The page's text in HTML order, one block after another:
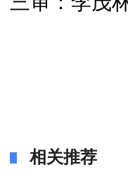
相关推荐